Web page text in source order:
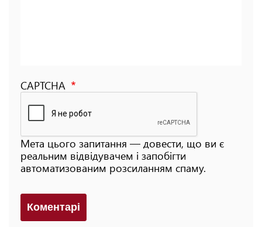
CAPTCHA
Мета цього запитання — довести, що ви є
реальним відвідувачем і запобігти
автоматизованим розсиланням спаму.
Коментарi